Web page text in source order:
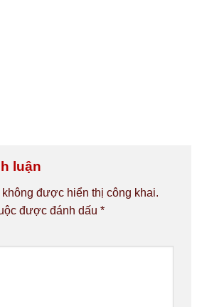
luận
được hiển thị công khai.
được đánh dấu *